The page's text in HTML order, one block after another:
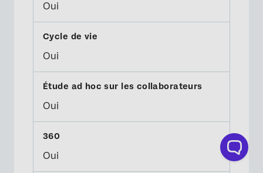
Oui
Oui
Oui
Oui